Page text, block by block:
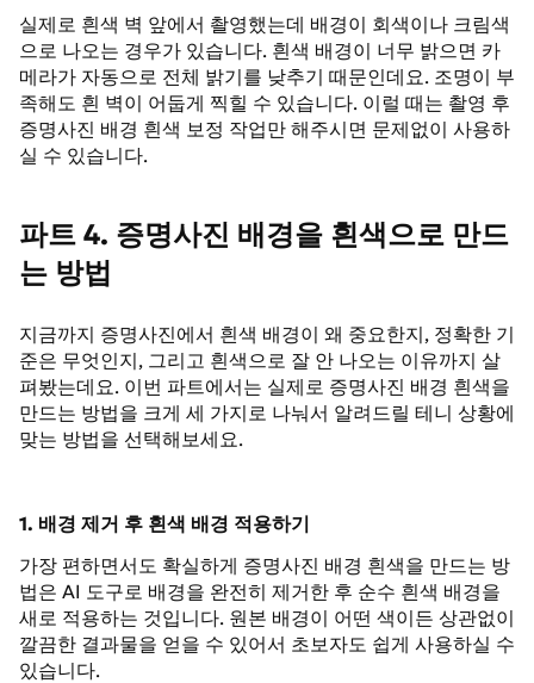
실제로 흰색 벽 앞에서 촬영했는데 배경이 회색이나 크림색
으로 나오는 경우가 있습니다. 흰색 배경이 너무 밝으면 카
메라가 자동으로 전체 밝기를 낮추기 때문인데요. 조명이 부
족해도 흰 벽이 어둡게 찍힐 수 있습니다. 이럴 때는 촬영 후
증명사진 배경 흰색 보정 작업만 해주시면 문제없이 사용하
실 수 있습니다.
파트 4. 증명사진 배경을 흰색으로 만드
는 방법
지금까지 증명사진에서 흰색 배경이 왜 중요한지, 정확한 기
준은 무엇인지, 그리고 흰색으로 잘 안 나오는 이유까지 살
펴봤는데요. 이번 파트에서는 실제로 증명사진 배경 흰색을
만드는 방법을 크게 세 가지로 나눠서 알려드릴 테니 상황에
맞는 방법을 선택해보세요.
1. 배경 제거 후 흰색 배경 적용하기
가장 편하면서도 확실하게 증명사진 배경 흰색을 만드는 방
법은 AI 도구로 배경을 완전히 제거한 후 순수 흰색 배경을
새로 적용하는 것입니다. 원본 배경이 어떤 색이든 상관없이
깔끔한 결과물을 얻을 수 있어서 초보자도 쉽게 사용하실 수
있습니다.